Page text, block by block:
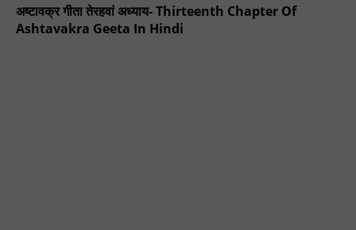
अष्टावक्र गीता तेरहवां अध्याय- Thirteenth Chapter Of
Ashtavakra Geeta In Hindi